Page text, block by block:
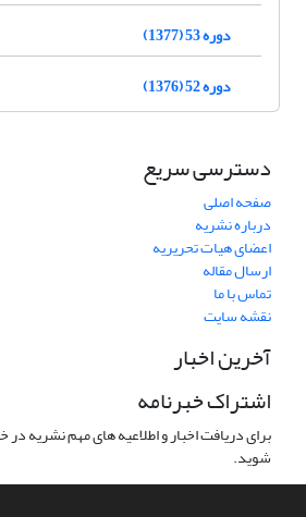
دوره 53 (1377)
دوره 52 (1376)
دسترسی سریع
صفحه اصلی
درباره نشریه
اعضای هیات تحریریه
ارسال مقاله
تماس با ما
نقشه سایت
آخرین اخبار
اشتراک خبرنامه
برای دریافت اخبار و اطلاعیه های مهم نشریه
شوید.